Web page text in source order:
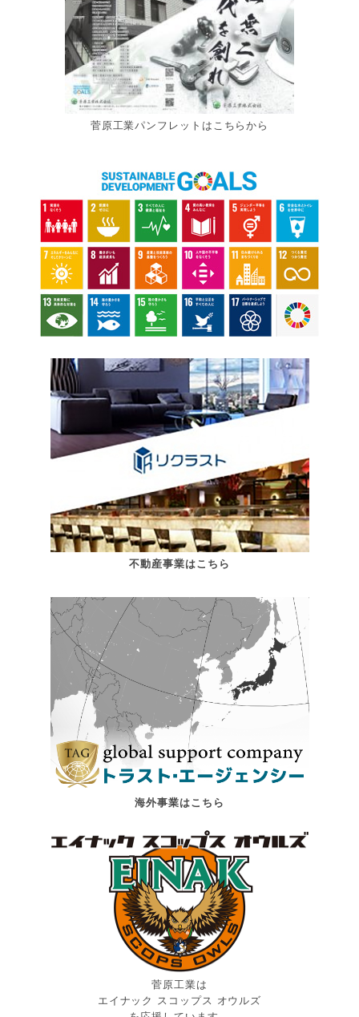
菅原工業パンフレットはこちらから
不動産事業はこちら
海外事業はこちら
菅原工業は
エイナック スコップス オウルズ